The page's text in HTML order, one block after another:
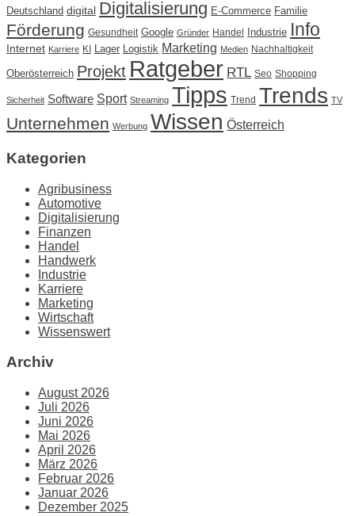
Deutschland digital Digitalisierung E-Commerce Familie
Förderung Gesundheit Google Gründer Handel Industrie Info
Internet Karriere KI Lager Logistik Marketing Medien Nachhaltigkeit
Oberösterreich Projekt Ratgeber RTL Seo Shopping
Sicherheit Software Sport Streaming Tipps Trend Trends TV
Unternehmen Werbung Wissen Österreich
Kategorien
Agribusiness
Automotive
Digitalisierung
Finanzen
Handel
Handwerk
Industrie
Karriere
Marketing
Wirtschaft
Wissenswert
Archiv
August 2026
Juli 2026
Juni 2026
Mai 2026
April 2026
März 2026
Februar 2026
Januar 2026
Dezember 2025